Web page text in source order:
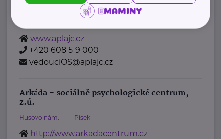
APLA Jižní Čechy, z.ú.
www.aplajc.cz
+420 608 519 000
vedouciOS@aplajc.cz
Arkáda - sociálně psychologické centrum,
z.ú.
Husovo nám. Písek
http://www.arkadacentrum.cz